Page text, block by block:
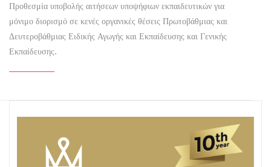
Προθεσμία υποβολής αιτήσεων υποψήφιων εκπαιδευτικών για
μόνιμο διορισμό σε κενές οργανικές θέσεις Πρωτοβάθμιας και
Δευτεροβάθμιας Ειδικής Αγωγής και Εκπαίδευσης και Γενικής
Εκπαίδευσης.